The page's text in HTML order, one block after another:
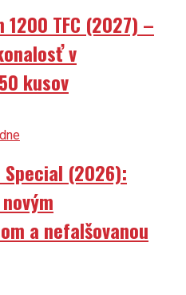
1200 TFC (2027) –
v
kusov
Special (2026):
a nefalšovanou